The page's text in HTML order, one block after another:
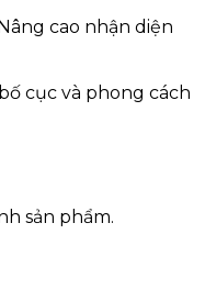
cao nhận diện
cục và phong cách
sản phẩm.